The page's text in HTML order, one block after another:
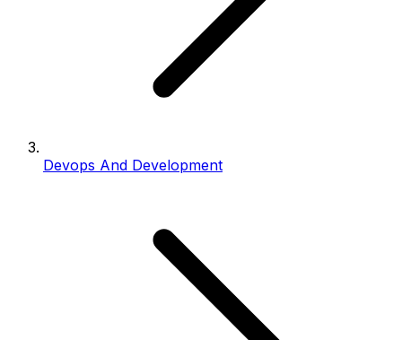
Devops And Development